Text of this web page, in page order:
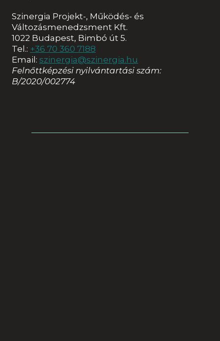
Szinergia Projekt-, Működés- és
Változásmenedzsment Kft.
1022 Budapest, Bimbó út 5.
Tel.: +36 70 360 7188
Email: szinergia@szinergia.hu
Felnőttképzési nyilvántartási szám:
B/2020/002774